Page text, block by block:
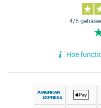
4/5
Hoe